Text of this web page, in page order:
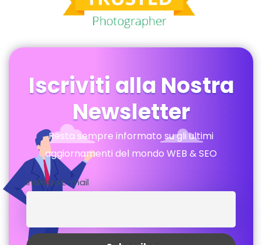
Iscriviti alla Nostra
Newsletter
Resta sempre informato su gli ultimi
aggiornamenti del mondo WEB & SEO
Indirizzo E-mail